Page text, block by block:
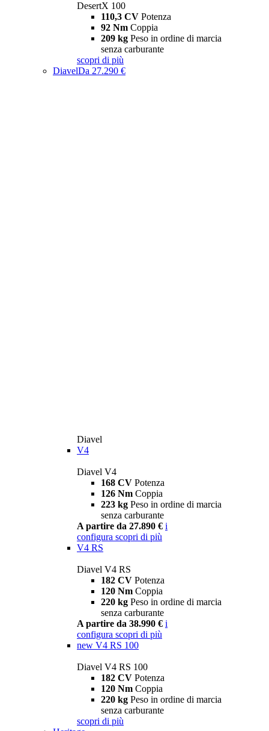
DesertX 100
110,3 CV Potenza
92 Nm Coppia
209 kg Peso in ordine di marcia
senza carburante
scopri di più
DiavelDa 27.290 €
Diavel
V4
Diavel V4
168 CV Potenza
126 Nm Coppia
223 kg Peso in ordine di marcia
senza carburante
A partire da 27.890 € i
configura scopri di più
V4 RS
Diavel V4 RS
182 CV Potenza
120 Nm Coppia
220 kg Peso in ordine di marcia
senza carburante
A partire da 38.990 € i
configura scopri di più
new V4 RS 100
Diavel V4 RS 100
182 CV Potenza
120 Nm Coppia
220 kg Peso in ordine di marcia
senza carburante
scopri di più